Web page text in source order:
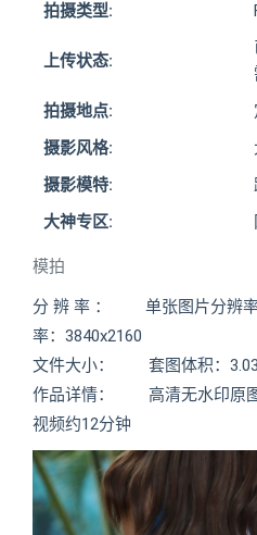
模拍
拍摄类型:
上传状态:
拍摄地点:
摄影风格:
摄影模特:
大神专区:
分 辨 率 ： 单张图片分辨率
率：3840x2160
文件大小： 套图体积：3.03
作品详情： 高清无水印原图
视频约12分钟